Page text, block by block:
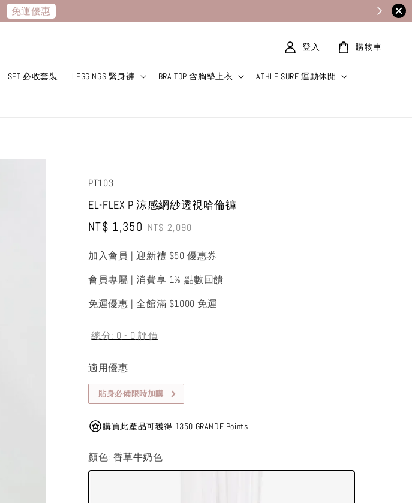
免運優惠
SET 必收套裝 LEGGINGS 緊身褲 BRA TOP 含胸墊上衣 ATHLEISURE 運動休閒
登入 購物車
PT103
EL-FLEX P 涼感網紗透視哈倫褲
Sale
NT$ 1,350 Regular
NT$ 2,090
加入會員 | 迎新禮 $50 優惠券
會員專屬 | 消費享 1% 點數回饋
免運優惠 | 全館滿 $1000 免運
總分: 0 - 0 評價
適用優惠
貼身必備限時加購
購買此產品可獲得 1350 GRANDE Points
顏色: 香草牛奶色